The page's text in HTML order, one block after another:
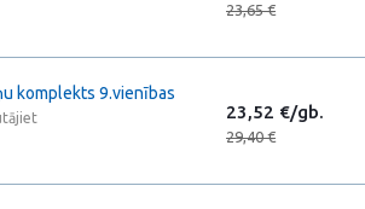
23,65 €
komplekts 9.vienības
23,52 €/gb.
29,40 €